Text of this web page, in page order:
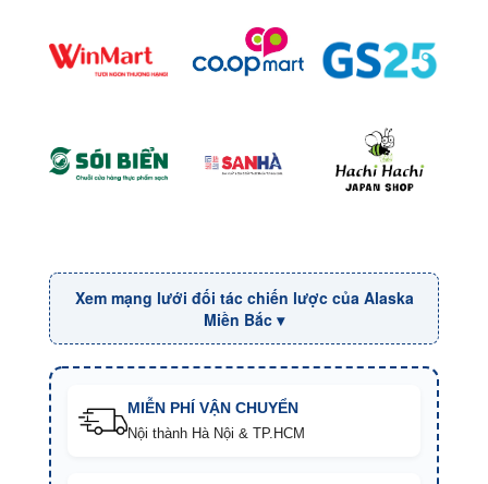
Xem mạng lưới đối tác chiến lược của Alaska
Miền Bắc ▾
MIỄN PHÍ VẬN CHUYỂN
Nội thành Hà Nội & TP.HCM